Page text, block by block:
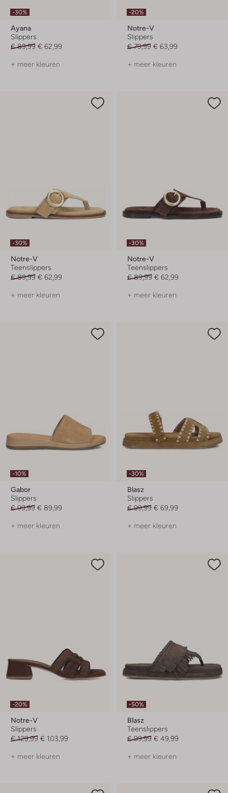
-30%
Ayana
Slippers
€ 89,99 € 62,99
+ meer kleuren
-20%
Notre-V
Slippers
€ 79,99 € 63,99
+ meer kleuren
-30%
Notre-V
Teenslippers
€ 89,99 € 62,99
+ meer kleuren
-30%
Notre-V
Teenslippers
€ 89,99 € 62,99
+ meer kleuren
-10%
Gabor
Slippers
€ 99,99 € 89,99
+ meer kleuren
-30%
Blasz
Slippers
€ 99,99 € 69,99
+ meer kleuren
-20%
Notre-V
Slippers
€ 129,99 € 103,99
+ meer kleuren
-50%
Blasz
Teenslippers
€ 99,99 € 49,99
+ meer kleuren